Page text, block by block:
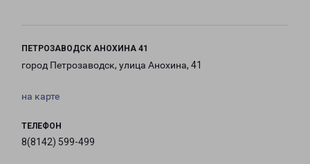
ПЕТРОЗАВОДСК АНОХИНА 41
город Петрозаводск, улица Анохина, 41
на карте
ТЕЛЕФОН
8(8142) 599-499